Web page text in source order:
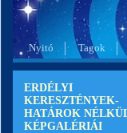
Nyitó Tagok
ERDÉLYI
KERESZTÉNYEK-
HATÁROK
KÉPGALÉRIÁI